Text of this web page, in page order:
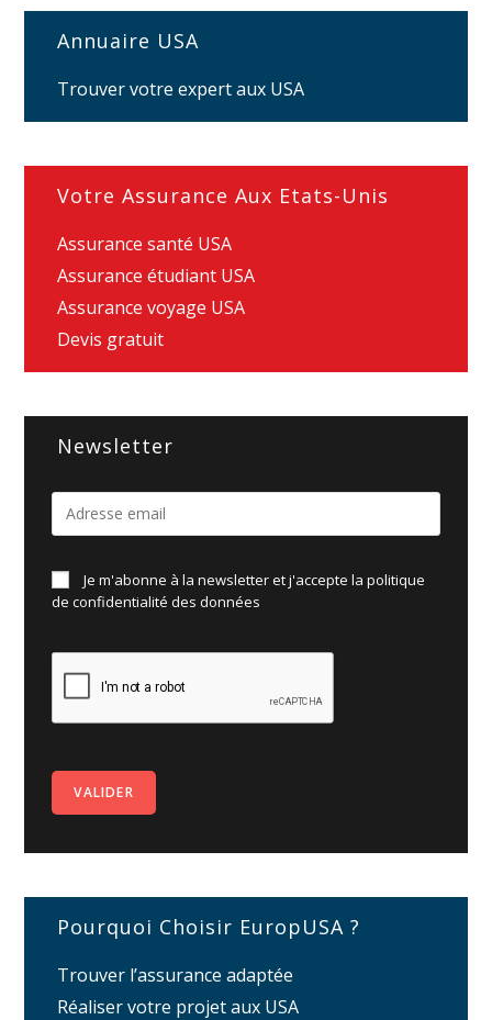
Annuaire USA
Trouver votre expert aux USA
Votre Assurance Aux Etats-Unis
Assurance santé USA
Assurance étudiant USA
Assurance voyage USA
Devis gratuit
Newsletter
Je m'abonne à la newsletter et j'accepte la politique
deconfidentialité des données
Pourquoi Choisir EuropUSA ?
Trouver l’assurance adaptée
Réaliser votre projet aux USA